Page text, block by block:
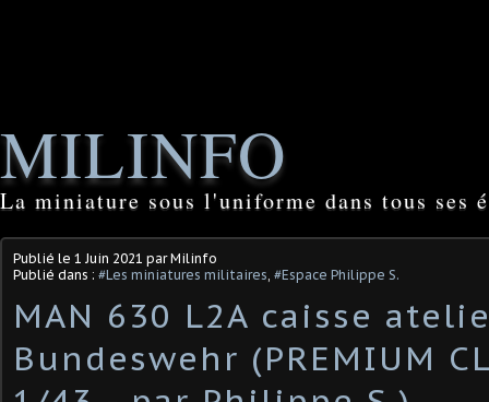
MILINFO
La miniature sous l'uniforme dans tous ses
Publié le 1 Juin 2021 par Milinfo
Publié dans : #Les miniatures militaires, #Espace Philippe S.
MAN 630 L2A caisse
Bundeswehr (PREMIUM